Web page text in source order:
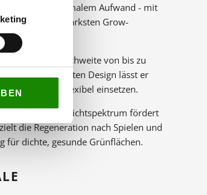
bei minimalem Aufwand - mit
und leistungsstärksten Grow-
Branche.
Reichweite von bis zu
extrem leichten Design lässt er
und flexibel einsetzen.
einstellbarem Lichtspektrum fördert
die Regeneration nach Spielen und
für dichte, gesunde Grünflächen.